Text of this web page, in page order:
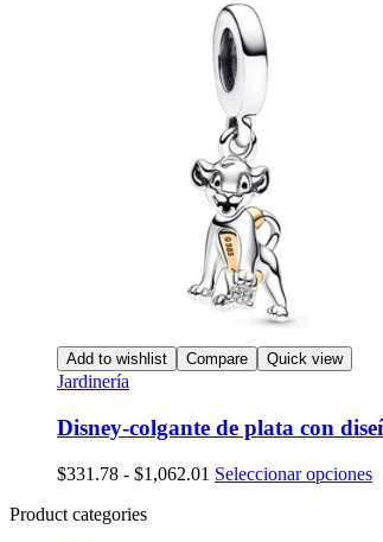
Add to wishlist Compare Quick view
Jardinería
Disney-colgante de plata con
$331.78 - $1,062.01 Rango
Seleccionar opciones
Product categories